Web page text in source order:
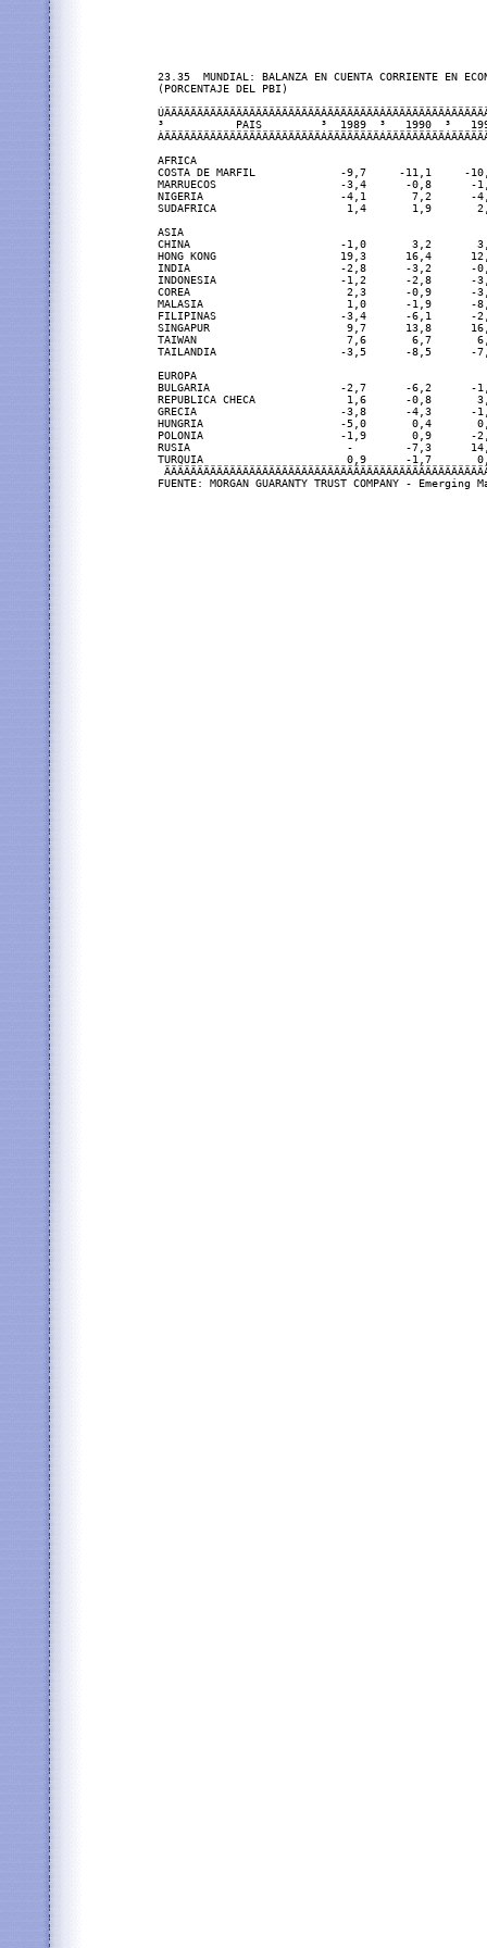
23.35  MUNDIAL: BALANZA EN CUENTA CORRIENTE EN
(PORCENTAJE DEL PBI)
³           PAIS         ³  1989  ³   1990  ³
AFRICA
COSTA DE MARFIL             -9,7     -11,1
MARRUECOS                   -3,4      -0,8
NIGERIA                     -4,1       7,2
SUDAFRICA                    1,4       1,9
ASIA
CHINA                       -1,0       3,2
HONG KONG                   19,3      16,4
INDIA                       -2,8      -3,2      -
INDONESIA                   -1,2      -2,8
COREA                        2,3      -0,9
MALASIA                      1,0      -1,9
FILIPINAS                   -3,4      -6,1
SINGAPUR                     9,7      13,8
TAIWAN                       7,6       6,7
TAILANDIA                   -3,5      -8,5
EUROPA
BULGARIA                    -2,7      -6,2
REPUBLICA CHECA              1,6      -0,8
GRECIA                      -3,8      -4,3
HUNGRIA                     -5,0       0,4
POLONIA                     -1,9       0,9
RUSIA                        -        -7,3
TURQUIA                      0,9      -1,7